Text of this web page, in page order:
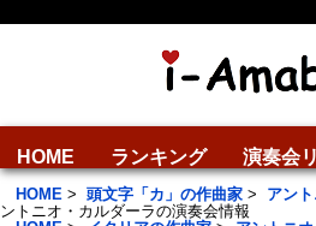
HOME ランキング 演奏会
HOME > 頭文字「カ」の作曲家 > アン
ントニオ・カルダーラの演奏会情報